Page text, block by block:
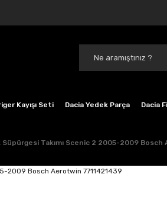
Kayışı Seti Dacia Yedek Parça Dacia
Süpürgesi Takımı Scenic 2 2005-2009